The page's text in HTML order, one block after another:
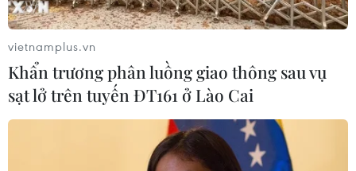
vietnamplus.vn
Khẩn trương phân luồng giao thông sau vụ
sạt lở trên tuyến ĐT161 ở Lào Cai